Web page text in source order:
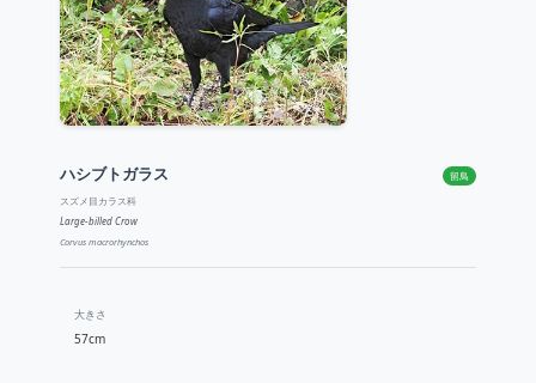
ハシブトガラス
スズメ目カラス科
Large-billed Crow
Corvus macrorhynchos
留鳥
大きさ
57cm